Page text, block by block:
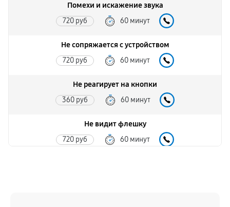
Помехи и искажение звука
720 руб 60 минут
Не сопряжается с устройством
720 руб 60 минут
Не реагирует на кнопки
360 руб 60 минут
Не видит флешку
720 руб 60 минут